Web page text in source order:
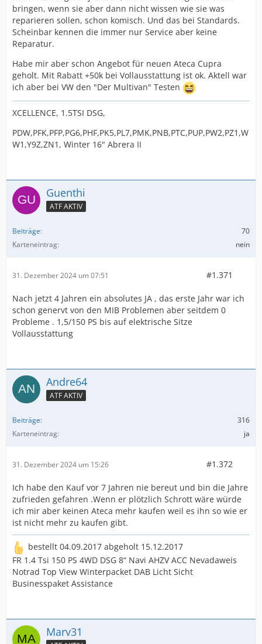
bringen, wenn sie aber dann nicht wissen wie sie was
reparieren sollen, schon komisch. Und das bei Standards.
Scheinbar kennen die immer nur Service aber keine
Reparatur.
Habe mir aber schon Angebot für neuen Ateca Cupra
geholt. Mit Rabatt +50k bei Vollausstattung ist ok. Aktell war
ich aber bei VW den "Der Multivan" Testen
XCELLENCE, 1.5TSI DSG,
PDW,PFK,PFP,PG6,PHF,PK5,PL7,PMK,PNB,PTC,PUP,PW2,PZ1,W
W1,Y9Z,ZN1, Winter 16" Abrera II
Guenthi
ATF AKTIV
Beiträge
70
Karteneintrag
nein
31. Dezember 2024 um 07:51 #1.371
Nach jetzt 4 Jahren ein absolutes JA , das erste Jahr war ich
schon genervt von den MIB Problemen aber seitdem 0
Probleme . 1,5/150 PS bis auf elektrische Sitze
Vollausstattung
Andre64
ATF AKTIV
Beiträge
316
Karteneintrag
ja
31. Dezember 2024 um 15:26 #1.372
Ich habe den Kauf vor 7 Jahren nie bereut und bin die Jahre
zufrieden gefahren .Wenn er plötzlich Schrott wäre würde
ich mir aber keinen Ateca mehr kaufen weil es ihn so wie er
ist nicht mehr zu kaufen gibt.
bestellt 04.09.2017 abgeholt 15.12.2017
FR 1.4 Tsi 150 PS 4WD DSG 8“ Navi AHZV ACC Nevadaweis
Notrad Top View Winterpacket DAB Licht Sicht
Businesspaket Assistance
Marv31